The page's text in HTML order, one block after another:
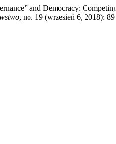
and Democracy:
, no. 19 (wrzesień 6, 2018):